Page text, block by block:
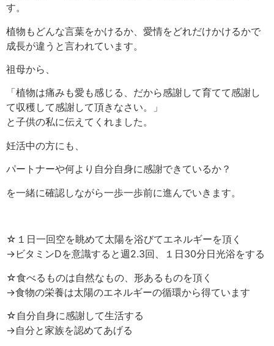
す。
植物もどんな言葉をかけるか、愛情をどれだけかけるかで
成長が違うと言われています。
祖母から、
「植物は痛みも愛も感じる、だから感謝して育てて感謝し
て収穫して感謝して頂きなさい。」
と子供の私に伝えてくれました。
妊活中の方にも、
パートナーや何より自分自身に感謝できているか？
を一緒に確認しながら一歩一歩前に進んでいきます。
☆１日一回空を眺めて太陽を浴びてエネルギーを頂く
→ビタミンDを意識すると週2.3回、１日30分日光浴をする
☆食べるものは自然なもの、形あるものを頂く
→食物の栄養は太陽のエネルギーの循環から得ています
☆自分自身に感謝して生活する
→自分と家族を認めてあげる